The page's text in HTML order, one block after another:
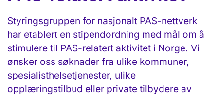
Styringsgruppen for nasjonalt PAS-nettverk
har etablert en stipendordning med mål om å
stimulere til PAS-relatert aktivitet i Norge. Vi
ønsker oss søknader fra ulike kommuner,
spesialisthelsetjenester, ulike
opplæringstilbud eller private tilbydere av